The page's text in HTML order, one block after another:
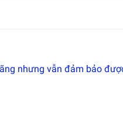
nhưng vẫn đảm bảo